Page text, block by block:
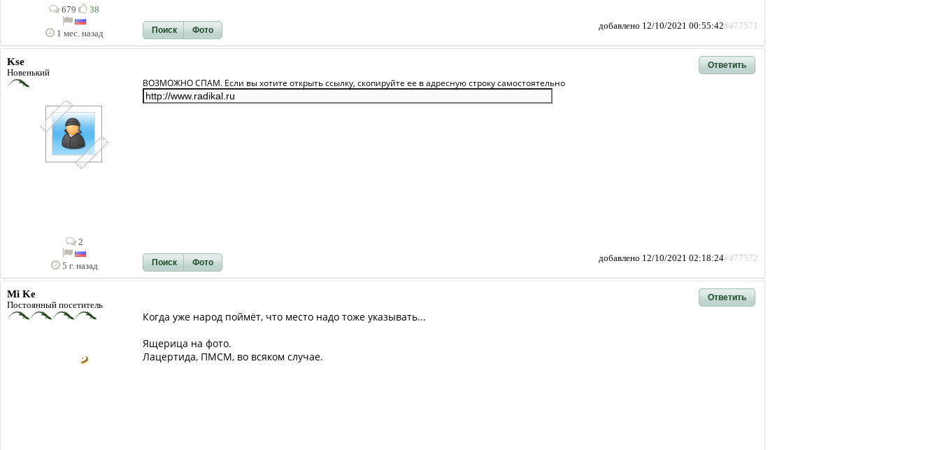
679 38
1 мес. назад Поиск Фото добавлено 12/10/2021 00:55:42#477571
Kse
Новенький
2
5 г. назад
Ответить
ВОЗМОЖНО СПАМ. Если вы хотите открыть ссылку, скопируйте ее в адресную строку самостоятельно
Поиск Фото добавлено 12/10/2021 02:18:24#477572
Mi Ke
Постоянный посетитель
Ответить
Когда уже народ поймёт, что место надо тоже указывать...
Ящерица на фото.
Лацертида, ПМСМ, во всяком случае.